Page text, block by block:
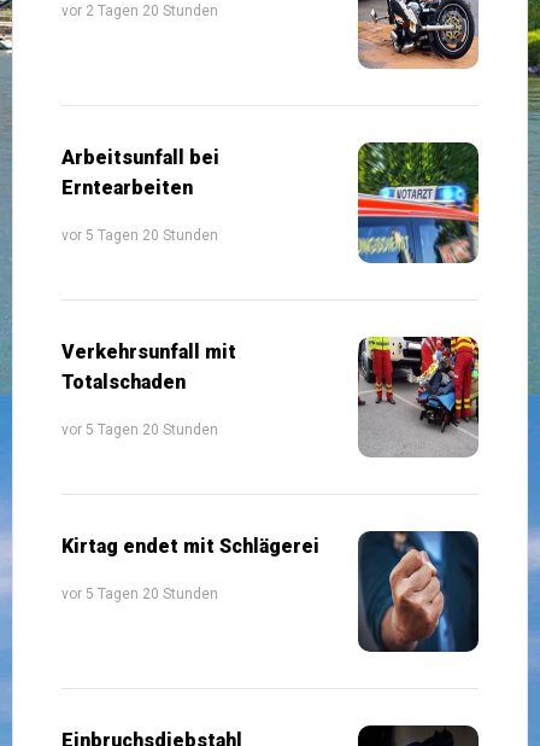
vor 2 Tagen 20 Stunden
Arbeitsunfall bei
Erntearbeiten
vor 5 Tagen 20 Stunden
Verkehrsunfall mit
Totalschaden
vor 5 Tagen 20 Stunden
Kirtag endet mit Schlägerei
vor 5 Tagen 20 Stunden
Einbruchsdiebstahl